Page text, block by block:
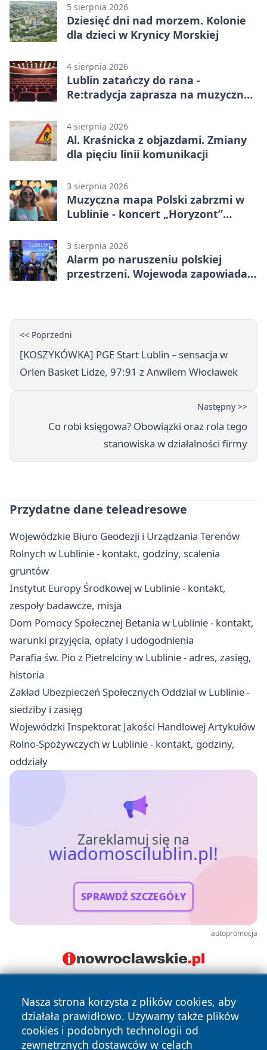
5 sierpnia 2026
Dziesięć dni nad morzem. Kolonie
dla dzieci w Krynicy Morskiej
4 sierpnia 2026
Lublin zatańczy do rana -
Re:tradycja zaprasza na muzyczną
4 sierpnia 2026
Al. Kraśnicka z objazdami. Zmiany
dla pięciu linii komunikacji
3 sierpnia 2026
Muzyczna mapa Polski zabrzmi w
Lublinie - koncert „Horyzont”
3 sierpnia 2026
Alarm po naruszeniu polskiej
przestrzeni. Wojewoda zapowiada
<< Poprzedni
[KOSZYKÓWKA] PGE Start Lublin – sensacja w
Orlen Basket Lidze, 97:91 z Anwilem Włocławek
Następny >>
Co robi księgowa? Obowiązki oraz rola tego
stanowiska w działalności firmy
Przydatne dane teleadresowe
Wojewódzkie Biuro Geodezji i Urządzania Terenów
Rolnych w Lublinie - kontakt, godziny, scalenia
gruntów
Instytut Europy Środkowej w Lublinie - kontakt,
zespoły badawcze, misja
Dom Pomocy Społecznej Betania w Lublinie - kontakt,
warunki przyjęcia, opłaty i udogodnienia
Parafia św. Pio z Pietrelciny w Lublinie - adres, zasięg,
historia
Zakład Ubezpieczeń Społecznych Oddział w Lublinie -
siedziby i zasięg
Wojewódzki Inspektorat Jakości Handlowej Artykułów
Rolno-Spożywczych w Lublinie - kontakt, godziny,
oddziały
Zareklamuj się na
wiadomoscilublin.pl!
SPRAWDŹ SZCZEGÓŁY
autopromocja
Nasza strona korzysta z plików cookies, aby
działała prawidłowo. Używamy także plików
cookies i podobnych technologii od
zewnętrznych dostawców w celach